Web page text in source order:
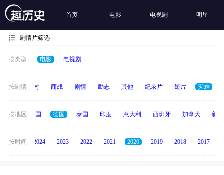
首页 电影 电视剧 明星
剧情片筛选
按类型 电影 电视剧
按剧情
历史 乡村 商战 剧情 励志 其他 纪录片 短片 灾难
按地区
日本 韩国 德国 泰国 印度 意大利 西班牙 加拿大 新
按时间
2025 2024 2023 2022 2021 2020 2019 2018 2017